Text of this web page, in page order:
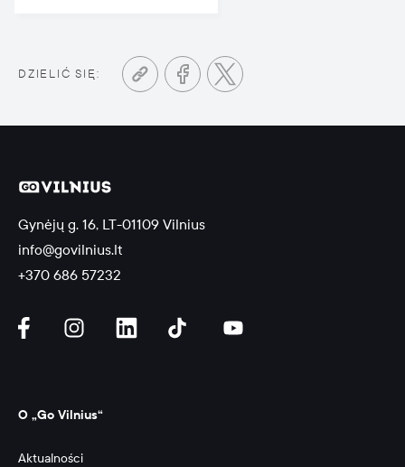
DZIELIĆ SIĘ:
Gynėjų g. 16, LT-01109 Vilnius
info@govilnius.lt
+370 686 57232
O „Go Vilnius“
Aktualności